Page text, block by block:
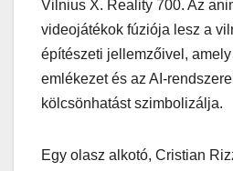
Vilnius X. Reality 700. Az
videojátékok fúziója lesz a
építészeti jellemzőivel,
emlékezet és az AI-
kölcsönhatást szimbolizálja.
Egy olasz alkotó, Cristian